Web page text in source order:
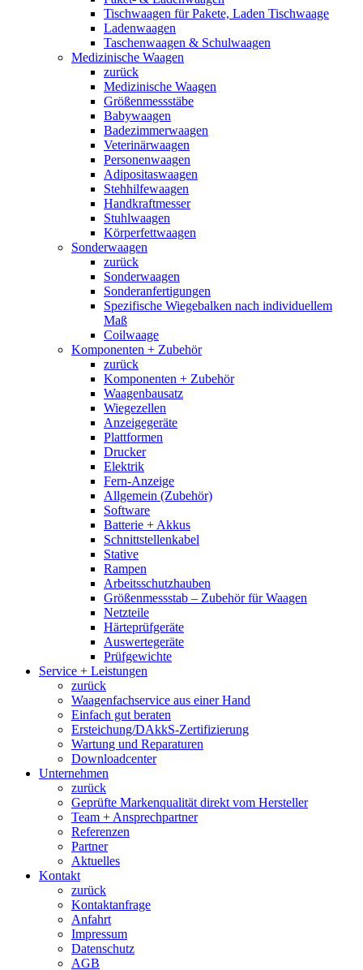
Tischwaagen für Pakete, Laden Tischwaage
Ladenwaagen
Taschenwaagen & Schulwaagen
Medizinische Waagen
zurück
Medizinische Waagen
Größenmessstäbe
Babywaagen
Badezimmerwaagen
Veterinärwaagen
Personenwaagen
Adipositaswaagen
Stehhilfewaagen
Handkraftmesser
Stuhlwaagen
Körperfettwaagen
Sonderwaagen
zurück
Sonderwaagen
Sonderanfertigungen
Spezifische Wiegebalken nach individuellem
Maß
Coilwaage
Komponenten + Zubehör
zurück
Komponenten + Zubehör
Waagenbausatz
Wiegezellen
Anzeigegeräte
Plattformen
Drucker
Elektrik
Fern-Anzeige
Allgemein (Zubehör)
Software
Batterie + Akkus
Schnittstellenkabel
Stative
Rampen
Arbeitsschutzhauben
Größenmessstab – Zubehör für Waagen
Netzteile
Härteprüfgeräte
Auswertegeräte
Prüfgewichte
Service + Leistungen
zurück
Waagenfachservice aus einer Hand
Einfach gut beraten
Ersteichung/DAkkS-Zertifizierung
Wartung und Reparaturen
Downloadcenter
Unternehmen
zurück
Geprüfte Markenqualität direkt vom Hersteller
Team + Ansprechpartner
Referenzen
Partner
Aktuelles
Kontakt
zurück
Kontaktanfrage
Anfahrt
Impressum
Datenschutz
AGB